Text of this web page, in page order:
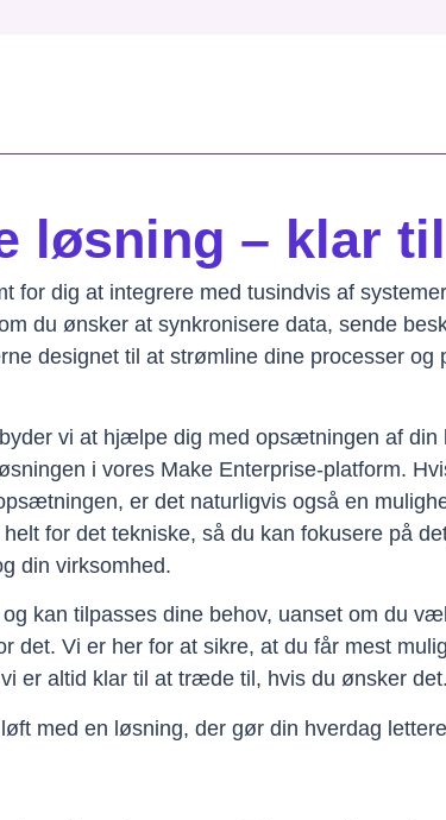
løsning – klar
for dig at integrere med tusindvis af
du ønsker at synkronisere data, sende
designet til at strømline dine processer og
vi at hjælpe dig med opsætningen af din
i vores Make Enterprise-platform.
er det naturligvis også en
for det tekniske, så du kan fokusere på
din virksomhed.
kan tilpasses dine behov, uanset om du
det. Vi er her for at sikre, at du får mest
er altid klar til at træde til, hvis du ønsker det.
med en løsning, der gør din hverdag